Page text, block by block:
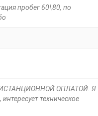
пробег 60\80, по
ОПЛАТОЙ. Я
техническое